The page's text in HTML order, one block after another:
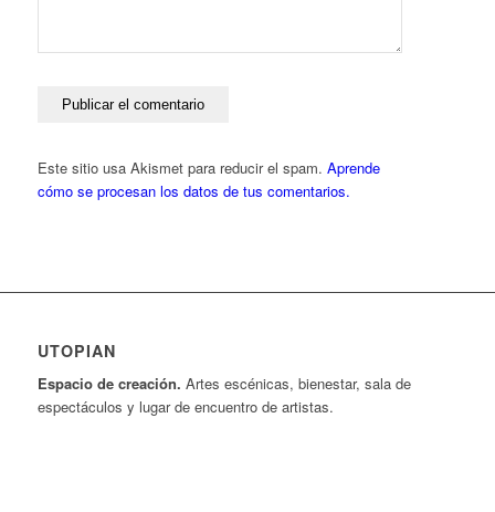
Este sitio usa Akismet para reducir el spam. Aprende
cómo se procesan los datos de tus comentarios.
UTOPIAN
Espacio de creación. Artes escénicas, bienestar, sala de
espectáculos y lugar de encuentro de artistas.